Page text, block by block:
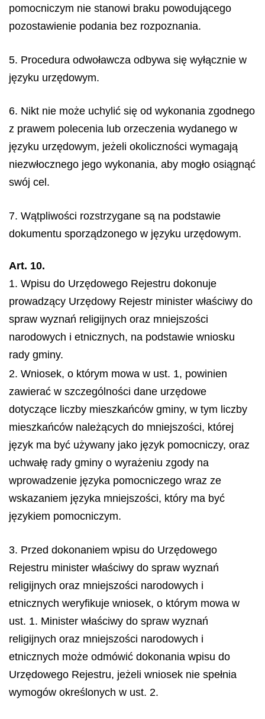
pomocniczym nie stanowi braku powodującego
pozostawienie podania bez rozpoznania.
5. Procedura odwoławcza odbywa się wyłącznie w
języku urzędowym.
6. Nikt nie może uchylić się od wykonania zgodnego
z prawem polecenia lub orzeczenia wydanego w
języku urzędowym, jeżeli okoliczności wymagają
niezwłocznego jego wykonania, aby mogło osiągnąć
swój cel.
7. Wątpliwości rozstrzygane są na podstawie
dokumentu sporządzonego w języku urzędowym.
Art. 10.
1. Wpisu do Urzędowego Rejestru dokonuje
prowadzący Urzędowy Rejestr minister właściwy do
spraw wyznań religijnych oraz mniejszości
narodowych i etnicznych, na podstawie wniosku
rady gminy.
2. Wniosek, o którym mowa w ust. 1, powinien
zawierać w szczególności dane urzędowe
dotyczące liczby mieszkańców gminy, w tym liczby
mieszkańców należących do mniejszości, której
język ma być używany jako język pomocniczy, oraz
uchwałę rady gminy o wyrażeniu zgody na
wprowadzenie języka pomocniczego wraz ze
wskazaniem języka mniejszości, który ma być
językiem pomocniczym.
3. Przed dokonaniem wpisu do Urzędowego
Rejestru minister właściwy do spraw wyznań
religijnych oraz mniejszości narodowych i
etnicznych weryfikuje wniosek, o którym mowa w
ust. 1. Minister właściwy do spraw wyznań
religijnych oraz mniejszości narodowych i
etnicznych może odmówić dokonania wpisu do
Urzędowego Rejestru, jeżeli wniosek nie spełnia
wymogów określonych w ust. 2.